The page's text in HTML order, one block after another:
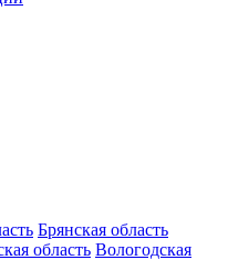
Брянская область
область Вологодская